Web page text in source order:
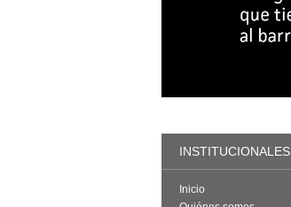
INSTITUCIONALES
Inicio